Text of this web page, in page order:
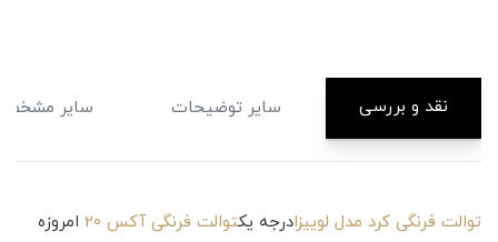
نقد و بررسی سایر توضیحات سایر
توالت فرنگی کرد مدل لوییزادرجه یکتوالت فرنگی آکس 20
امروزه